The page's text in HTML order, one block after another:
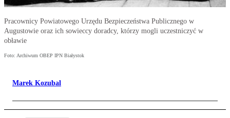
Pracownicy Powiatowego Urzędu Bezpieczeństwa Publicznego w
Augustowie oraz ich sowieccy doradcy, którzy mogli uczestniczyć w
obławie
Foto: Archiwum OBEP IPN Białystok
Marek Kozubal